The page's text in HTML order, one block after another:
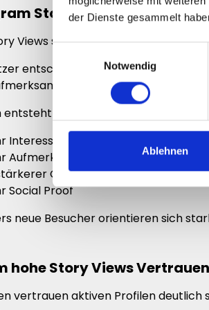
der Dienste gesammelt
Notwendig
Ablehnen
Story Views kaufen für
Views sorgen dafür, dass Inhalte
entscheiden innerhalb weniger
und wirken aktiver.
häufig:
Interesse am Profil
Aufmerksamkeit für Inhalte
Gesamteindruck
Social Proof
neue Besucher orientieren sich
hohe Story Views
vertrauen aktiven Profilen